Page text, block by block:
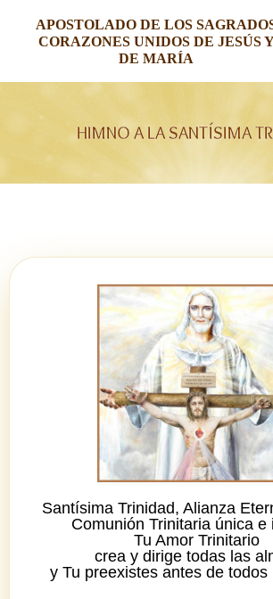
APOSTOLADO DE LOS
CORAZONES UNIDOS DE JESÚS
DE MARÍA
HIMNO A LA SANTÍSIMA
Santísima Trinidad, Alianza
Comunión Trinitaria única e
Tu Amor Trinitario
crea y dirige todas las
y Tu preexistes antes de todos